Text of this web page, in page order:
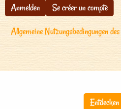
Anmelden
Se créer un compte
Allgemeine Nutzungsbedingungen